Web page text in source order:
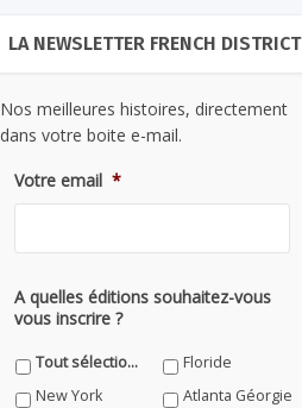
LA NEWSLETTER FRENCH DISTRICT
Nos meilleures histoires, directement
dans votre boite e-mail.
Votre email *
A quelles éditions souhaitez-vous
vous inscrire ?
Tout sélectionner
Floride
New York
Atlanta Géorgie